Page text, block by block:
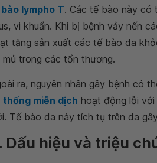
lympho T. Các tế bào này có
vi khuẩn. Khi bị bệnh vảy nến
tăng sản xuất các tế bào da
mủ trong các tổn thương.
ra, nguyên nhân gây bệnh có
thống miễn dịch hoạt động lỗi với
Tế bào da này tích tụ trên da
Dấu hiệu và triệu